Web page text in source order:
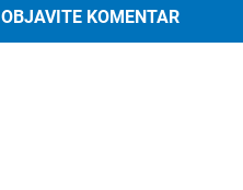
OBJAVITE KOMENTAR